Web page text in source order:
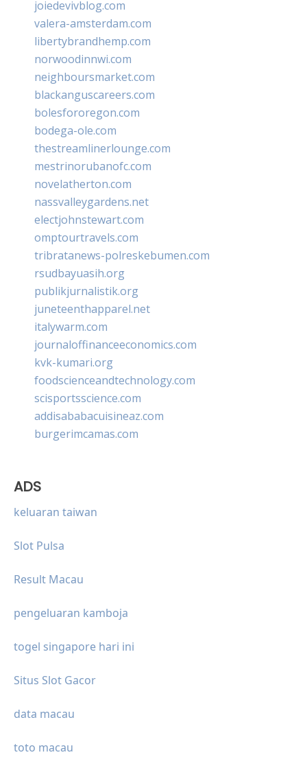
joiedevivblog.com
valera-amsterdam.com
libertybrandhemp.com
norwoodinnwi.com
neighboursmarket.com
blackanguscareers.com
bolesfororegon.com
bodega-ole.com
thestreamlinerlounge.com
mestrinorubanofc.com
novelatherton.com
nassvalleygardens.net
electjohnstewart.com
omptourtravels.com
tribratanews-polreskebumen.com
rsudbayuasih.org
publikjurnalistik.org
juneteenthapparel.net
italywarm.com
journaloffinanceeconomics.com
kvk-kumari.org
foodscienceandtechnology.com
scisportsscience.com
addisababacuisineaz.com
burgerimcamas.com
ADS
keluaran taiwan
Slot Pulsa
Result Macau
pengeluaran kamboja
togel singapore hari ini
Situs Slot Gacor
data macau
toto macau